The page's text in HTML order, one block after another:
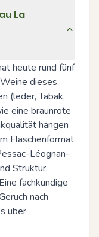
La
heute rund fünf
dieses
(leder, Tabak,
eine braunrote
hängen
Flaschenformat
Léognan-
Struktur,
fachkundige
nach
über